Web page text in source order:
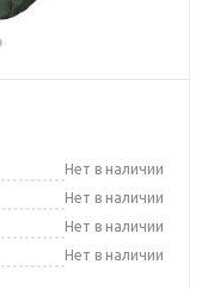
Нет в наличии
Нет в наличии
Нет в наличии
Нет в наличии